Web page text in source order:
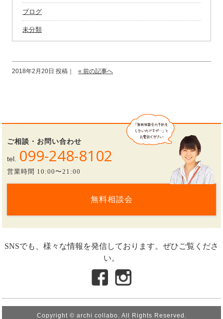
ブログ
未分類
2018年2月20日 投稿｜ « 前の記事へ
ご相談・お問い合わせ
tel. 099-248-8102
営業時間 10:00〜21:00
無料相談会
SNSでも、様々な情報を発信しております。ぜひご覧くださ
い。
Copyright © archi collabo. All Rights Reserved.